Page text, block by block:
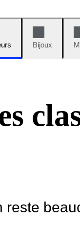
Bijoux